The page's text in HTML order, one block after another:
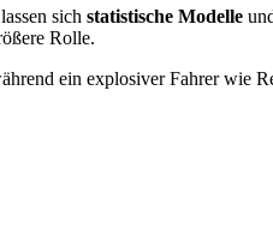
sich statistische Modelle
Rolle.
ein explosiver Fahrer wie